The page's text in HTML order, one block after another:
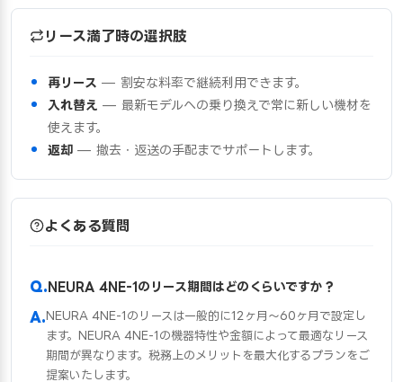
リース満了時の選択肢
再リース — 割安な料率で継続利用できます。
入れ替え — 最新モデルへの乗り換えで常に新しい機材を
使えます。
返却 — 撤去・返送の手配までサポートします。
よくある質問
NEURA 4NE-1のリース期間はどのくらいですか？
NEURA 4NE-1のリースは一般的に12ヶ月〜60ヶ月で設定し
ます。NEURA 4NE-1の機器特性や金額によって最適なリース
期間が異なります。税務上のメリットを最大化するプランをご
提案いたします。